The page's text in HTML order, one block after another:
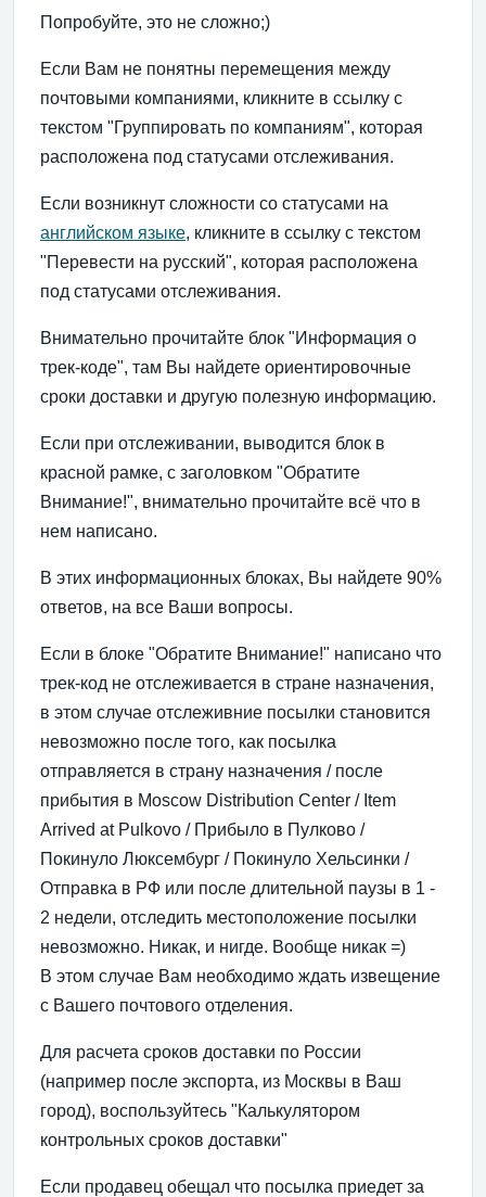
Попробуйте, это не сложно;)
Если Вам не понятны перемещения между
почтовыми компаниями, кликните в ссылку с
текстом "Группировать по компаниям", которая
расположена под статусами отслеживания.
Если возникнут сложности со статусами на
английском языке, кликните в ссылку с текстом
"Перевести на русский", которая расположена
под статусами отслеживания.
Внимательно прочитайте блок "Информация о
трек-коде", там Вы найдете ориентировочные
сроки доставки и другую полезную информацию.
Если при отслеживании, выводится блок в
красной рамке, с заголовком "Обратите
Внимание!", внимательно прочитайте всё что в
нем написано.
В этих информационных блоках, Вы найдете 90%
ответов, на все Ваши вопросы.
Если в блоке "Обратите Внимание!" написано что
трек-код не отслеживается в стране назначения,
в этом случае отслеживние посылки становится
невозможно после того, как посылка
отправляется в страну назначения / после
прибытия в Moscow Distribution Center / Item
Arrived at Pulkovo / Прибыло в Пулково /
Покинуло Люксембург / Покинуло Хельсинки /
Отправка в РФ или после длительной паузы в 1 -
2 недели, отследить местоположение посылки
невозможно. Никак, и нигде. Вообще никак =)
В этом случае Вам необходимо ждать извещение
с Вашего почтового отделения.
Для расчета сроков доставки по России
(например после экспорта, из Москвы в Ваш
город), воспользуйтесь "Калькулятором
контрольных сроков доставки"
Если продавец обещал что посылка приедет за